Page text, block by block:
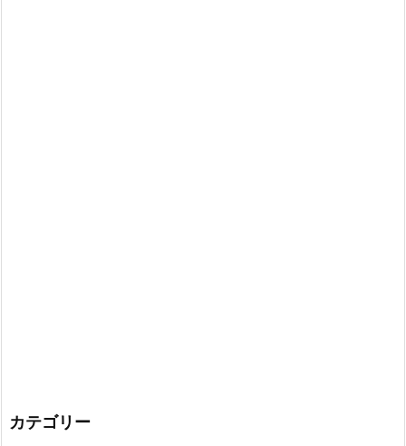
カテゴリー